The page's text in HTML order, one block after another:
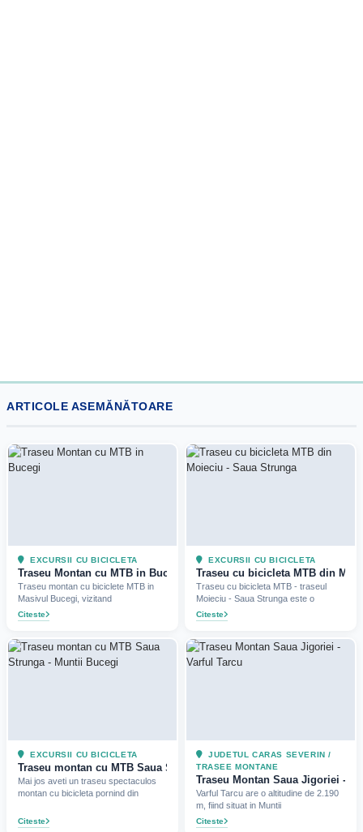
ARTICOLE ASEMĂNĂTOARE
EXCURSII CU BICICLETA
Traseu Montan cu MTB in Bucegi (Babele, Sfinxul si Vf Omu)
Traseu montan cu biciclete MTB in
Masivul Bucegi, vizitand
Citeste
EXCURSII CU BICICLETA
Traseu cu bicicleta MTB din
Traseu cu bicicleta MTB - traseul
Moieciu - Saua Strunga este o
Citeste
EXCURSII CU BICICLETA
Traseu montan cu MTB Saua Strunga - Muntii Bucegi (2020)
Mai jos aveti un traseu spectaculos
montan cu bicicleta pornind din
Citeste
JUDETUL CARAS SEVERIN /
TRASEE MONTANE
Traseu Montan Saua Jigoriei -
Varful Tarcu are o altitudine de 2.190
m, fiind situat in Muntii
Citeste